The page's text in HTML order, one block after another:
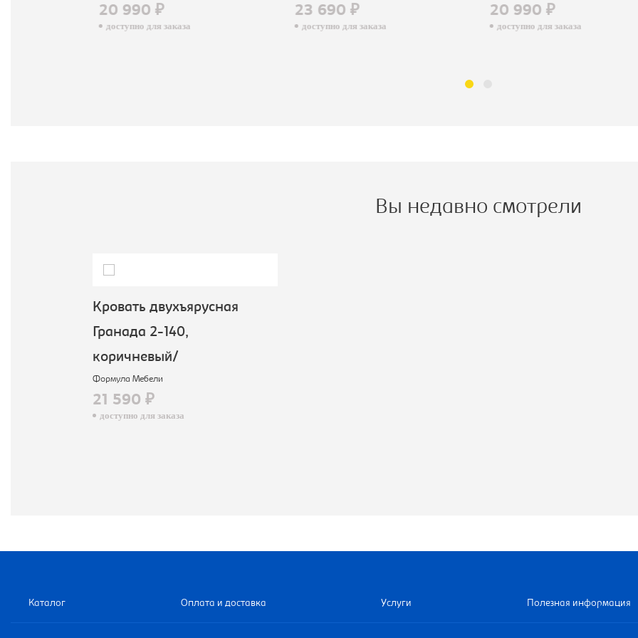
20 990 ₽
доступно для заказа
23 690 ₽
доступно для заказа
20 990 ₽
доступно для заказа
Вы недавно смотрели
Кровать двухъярусная
Гранада 2-140,
коричневый/
Формула Мебели
21 590 ₽
доступно для заказа
Каталог Оплата и доставка Услуги Полезная информация